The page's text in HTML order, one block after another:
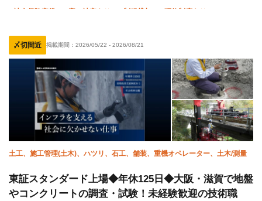
WワークOK 禁煙・分煙 未経験OK
有資格者優遇 直帰・直行OK
土日休み 夏季休暇 年末年始休暇 車・バイク通勤OK
転勤なし
〆切間近 掲載期間： 2026/05/22 - 2026/08/21
土工、施工管理(土木)、ハツリ、石工、舗装、重機オペレーター、土木/測量
東証スタンダード上場◆年休125日◆大阪・滋賀で地盤
やコンクリートの調査・試験！未経験歓迎の技術職